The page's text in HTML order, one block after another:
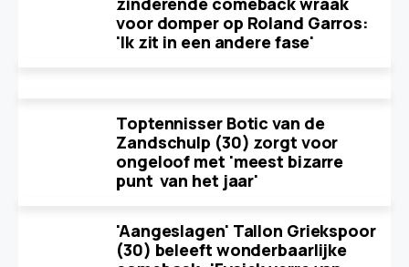
voor domper op Roland Garros:
'Ik zit in een andere fase'
Toptennisser Botic van de
Zandschulp (30) zorgt voor
ongeloof met 'meest bizarre
punt van het jaar'
'Aangeslagen' Tallon Griekspoor
(30) beleeft wonderbaarlijke